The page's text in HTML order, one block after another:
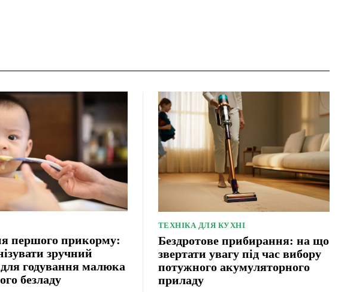
першого прикорму:
зручний
для годування малюка
безладу
ТЕХНІКА ДЛЯ КУХНІ
Бездротове прибирання: на що
звертати увагу під час вибору
потужного акумуляторного
приладу